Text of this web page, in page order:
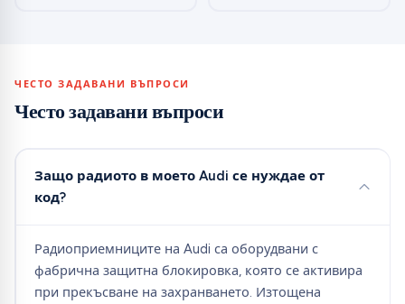
ЧЕСТО ЗАДАВАНИ ВЪПРОСИ
Често задавани въпроси
Защо радиото в моето Audi се нуждае от
код?
Радиоприемниците на Audi са оборудвани с
фабрична защитна блокировка, която се активира
при прекъсване на захранването. Изтощена